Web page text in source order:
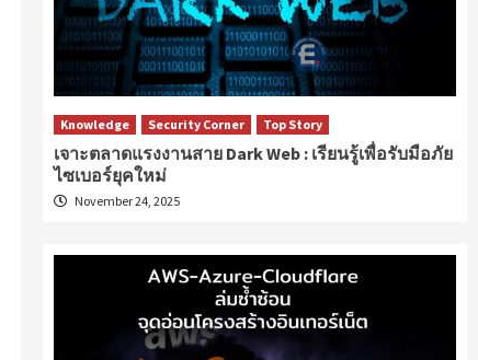
Knowledge Security Corner Top Story
เจาะตลาดแรงงานสาย Dark Web : เรียนรู้เพื่อรับมือภัย
ไซเบอร์ยุคใหม่
November 24, 2025